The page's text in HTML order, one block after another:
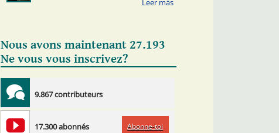
Nous avons maintenant 27.193
Ne vous vous inscrivez?
9.867 contributeurs
17.300 abonnés Abonne-toi